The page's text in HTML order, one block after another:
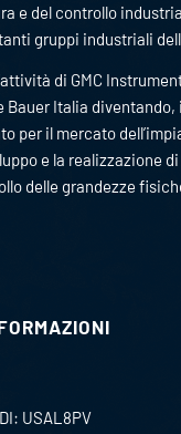
e del controllo
gruppi industriali
di GMC
Bauer Italia
per il mercato
e la realizzazione
delle grandezze
USAL8PV